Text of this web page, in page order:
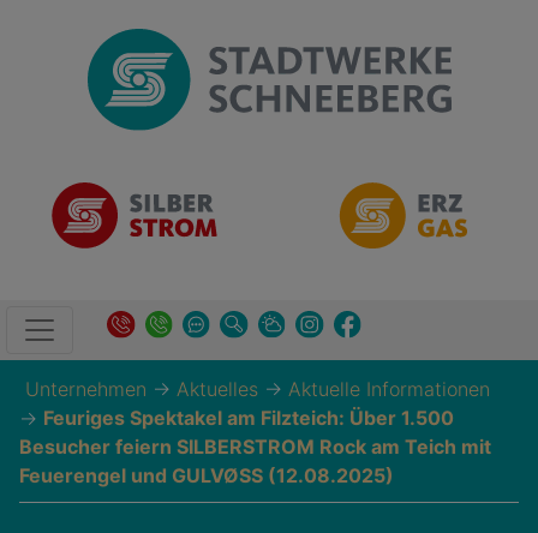
Unternehmen → Aktuelles → Aktuelle Informationen
→ Feuriges Spektakel am Filzteich: Über 1.500
Besucher feiern SILBERSTROM Rock am Teich mit
Feuerengel und GULVØSS (12.08.2025)